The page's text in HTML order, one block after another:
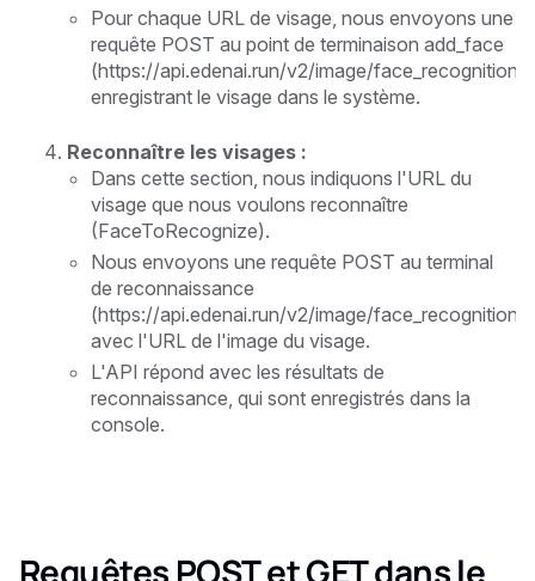
Pour chaque URL de visage, nous envoyons une
requête POST au point de terminaison add_face
(https://api.edenai.run/v2/image/face_recognition/
enregistrant le visage dans le système.
Reconnaître les visages :
Dans cette section, nous indiquons l'URL du
visage que nous voulons reconnaître
(FaceToRecognize).
Nous envoyons une requête POST au terminal
de reconnaissance
(https://api.edenai.run/v2/image/face_recognition/
avec l'URL de l'image du visage.
L'API répond avec les résultats de
reconnaissance, qui sont enregistrés dans la
console.
Requêtes POST et GET dans le